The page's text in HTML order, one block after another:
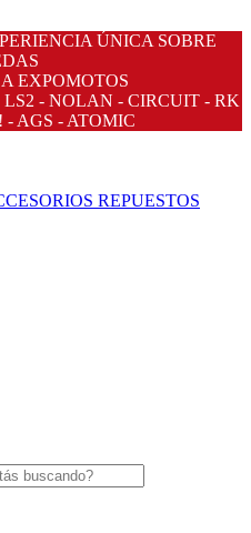
ÚNICA SOBRE
EXPOMOTOS
- NOLAN - CIRCUIT - RK
AGS - ATOMIC
REPUESTOS